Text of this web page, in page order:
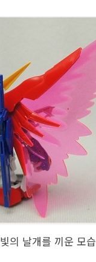
빛의 날개를 끼운 모습